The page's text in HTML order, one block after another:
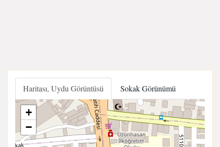
Haritası, Uydu Görüntüsü Sokak Görünümü
+
−